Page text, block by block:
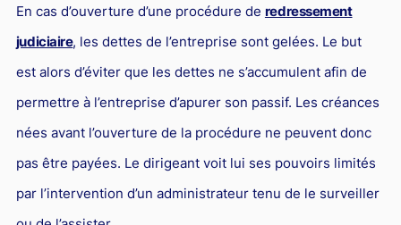
En cas d’ouverture d’une procédure de redressement
judiciaire, les dettes de l’entreprise sont gelées. Le but
est alors d’éviter que les dettes ne s’accumulent afin de
permettre à l’entreprise d’apurer son passif. Les créances
nées avant l’ouverture de la procédure ne peuvent donc
pas être payées. Le dirigeant voit lui ses pouvoirs limités
par l’intervention d’un administrateur tenu de le surveiller